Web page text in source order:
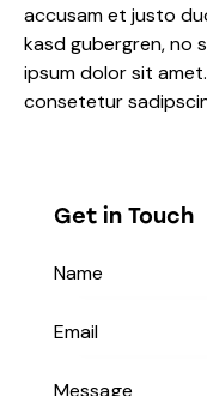
accusam et justo
kasd gubergren, no
ipsum dolor sit
consetetur
Get in Touch